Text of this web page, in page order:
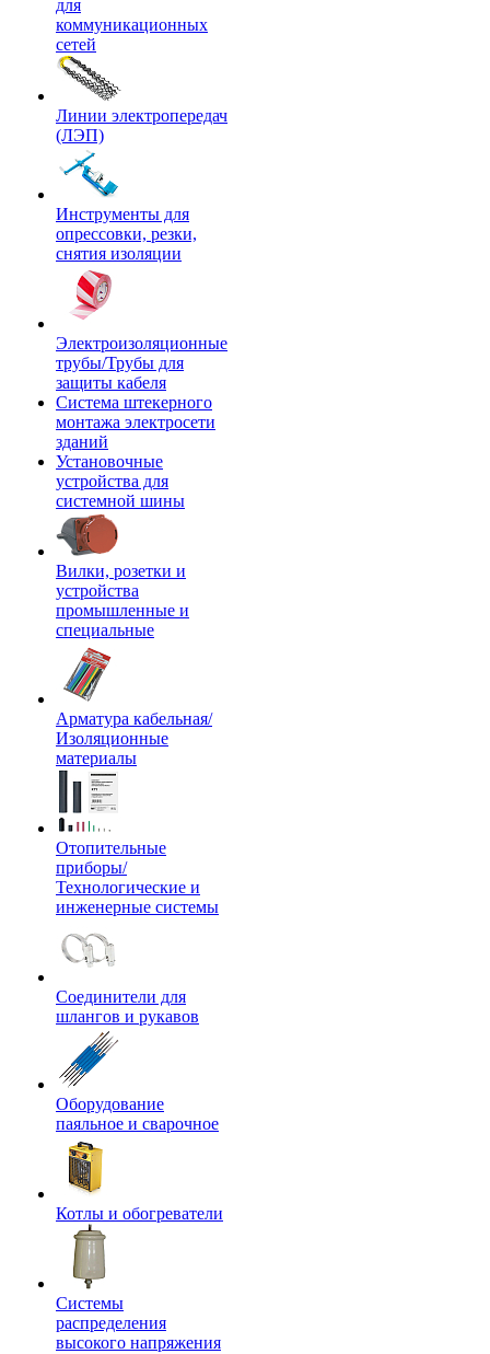
для
коммуникационных
сетей
Линии электропередач
(ЛЭП)
Инструменты для
опрессовки, резки,
снятия изоляции
Электроизоляционные
трубы/Трубы для
защиты кабеля
Система штекерного
монтажа электросети
зданий
Установочные
устройства для
системной шины
Вилки, розетки и
устройства
промышленные и
специальные
Арматура кабельная/
Изоляционные
материалы
Отопительные
приборы/
Технологические и
инженерные системы
Соединители для
шлангов и рукавов
Оборудование
паяльное и сварочное
Котлы и обогреватели
Системы
распределения
высокого напряжения